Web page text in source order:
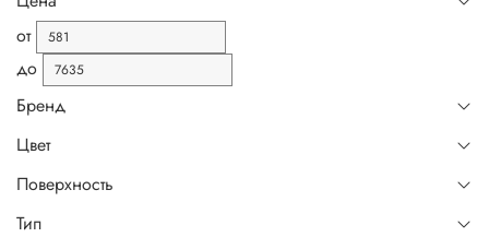
от
до
Бренд
Цвет
Поверхность
Тип